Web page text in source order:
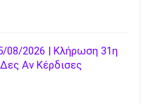
08/2026 | Κλήρωση 31η
Αν Κέρδισες